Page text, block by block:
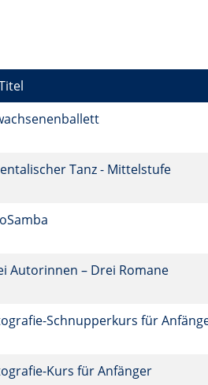
Tanz - Mittelstufe
Autorinnen – Drei Romane
Schnupperkurs für
Kurs für Anfänger